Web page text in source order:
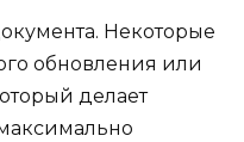
Некоторые
обновления или
делает